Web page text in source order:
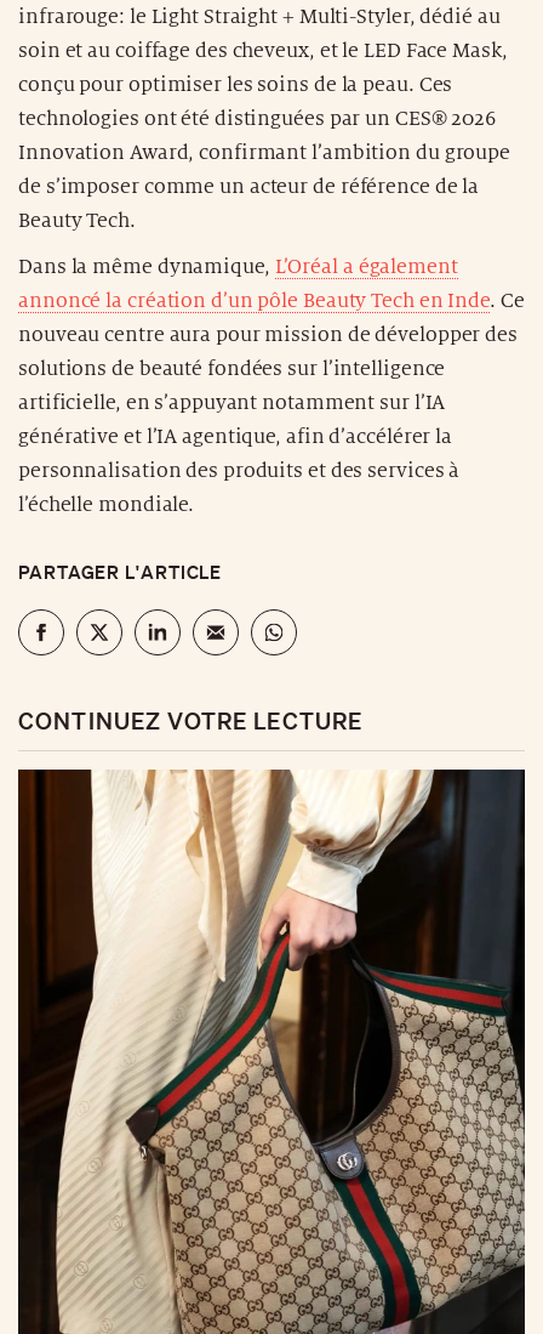
infrarouge: le Light Straight + Multi-Styler, dédié au
soin et au coiffage des cheveux, et le LED Face Mask,
conçu pour optimiser les soins de la peau. Ces
technologies ont été distinguées par un CES® 2026
Innovation Award, confirmant l’ambition du groupe
de s’imposer comme un acteur de référence de la
Beauty Tech.
Dans la même dynamique, L’Oréal a également
annoncé la création d’un pôle Beauty Tech en Inde. Ce
nouveau centre aura pour mission de développer des
solutions de beauté fondées sur l’intelligence
artificielle, en s’appuyant notamment sur l’IA
générative et l’IA agentique, afin d’accélérer la
personnalisation des produits et des services à
l’échelle mondiale.
PARTAGER L'ARTICLE
CONTINUEZ VOTRE LECTURE